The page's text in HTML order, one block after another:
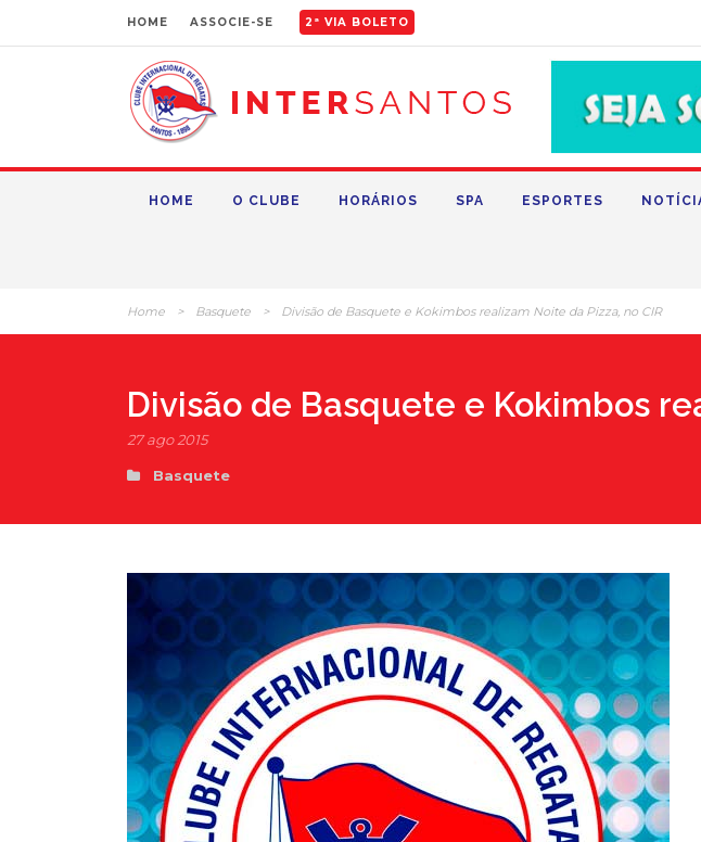
HOME ASSOCIE-SE 2ª VIA BOLETO
HOME O CLUBE HORÁRIOS SPA ESPORTES
Home > Basquete > Divisão de Basquete e Kokimbos realizam Noite da Pizza, no CIR
Divisão de Basquete e Kokimbos
27 ago 2015
Basquete